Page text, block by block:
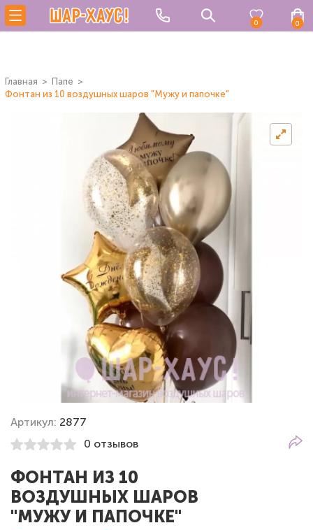
0 0
Главная
Папе
Фонтан из 10 воздушных шаров "Мужу и папочке"
Артикул: 2877
0 отзывов
ФОНТАН ИЗ 10
ВОЗДУШНЫХ ШАРОВ
"МУЖУ И ПАПОЧКЕ"